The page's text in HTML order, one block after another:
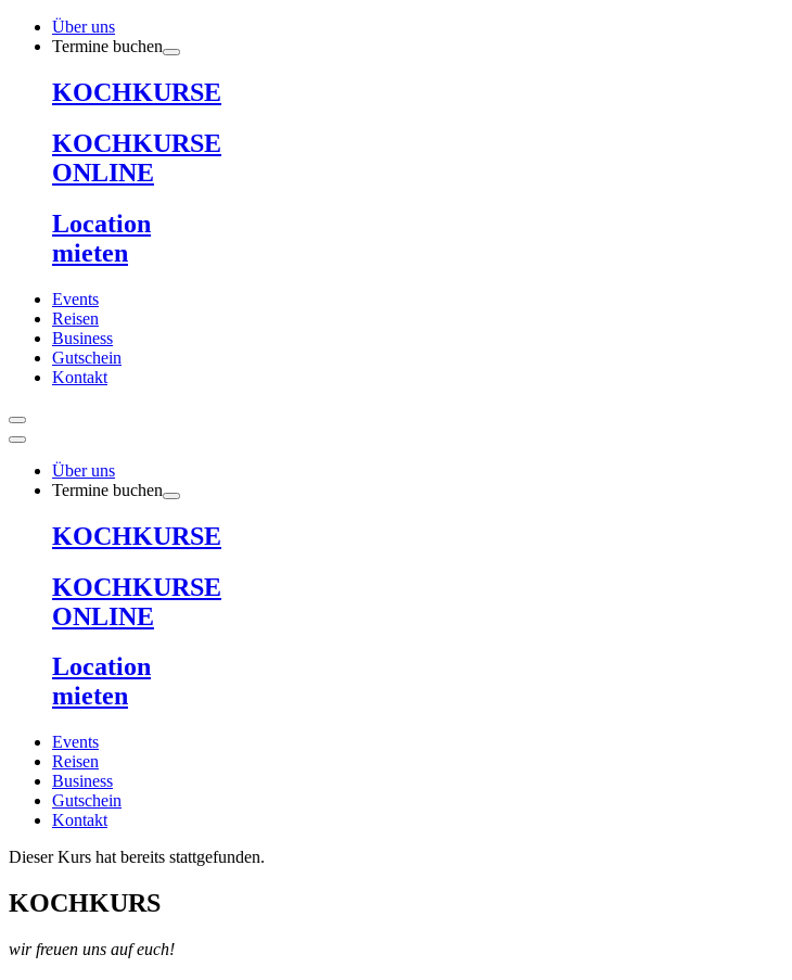
Über uns
Termine buchen
KOCHKURSE
KOCHKURSE
ONLINE
Location
mieten
Events
Reisen
Business
Gutschein
Kontakt
Über uns
Termine buchen
KOCHKURSE
KOCHKURSE
ONLINE
Location
mieten
Events
Reisen
Business
Gutschein
Kontakt
Dieser Kurs hat bereits stattgefunden.
KOCHKURS
wir freuen uns auf euch!